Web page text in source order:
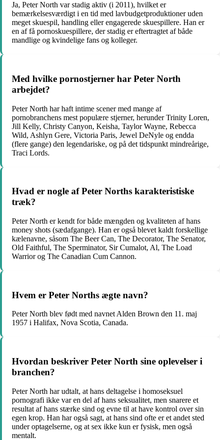
Ja, Peter North var stadig aktiv (i 2011), hvilket er
bemærkelsesværdigt i en tid med lavbudgetproduktioner uden
meget skuespil, handling eller engagerede skuespillere. Han er
en af få pornoskuespillere, der stadig er eftertragtet af både
mandlige og kvindelige fans og kolleger.
Med hvilke pornostjerner har Peter North
arbejdet?
Peter North har haft intime scener med mange af
pornobranchens mest populære stjerner, herunder Trinity Loren,
Jill Kelly, Christy Canyon, Keisha, Taylor Wayne, Rebecca
Wild, Ashlyn Gere, Victoria Paris, Jewel DeNyle og endda
(flere gange) den legendariske, og på det tidspunkt mindreårige,
Traci Lords.
Hvad er nogle af Peter Norths karakteristiske
træk?
Peter North er kendt for både mængden og kvaliteten af hans
money shots (sædafgange). Han er også blevet kaldt forskellige
kælenavne, såsom The Beer Can, The Decorator, The Senator,
Old Faithful, The Sperminator, Sir Cumalot, Al, The Load
Warrior og The Canadian Cum Cannon.
Hvem er Peter Norths ægte navn?
Peter North blev født med navnet Alden Brown den 11. maj
1957 i Halifax, Nova Scotia, Canada.
Hvordan beskriver Peter North sine oplevelser i
branchen?
Peter North har udtalt, at hans deltagelse i homoseksuel
pornografi ikke var en del af hans seksualitet, men snarere et
resultat af hans stærke sind og evne til at have kontrol over sin
egen krop. Han har også sagt, at hans sind ofte er et andet sted
under optagelserne, og at sex ikke kun er fysisk, men også
mentalt.